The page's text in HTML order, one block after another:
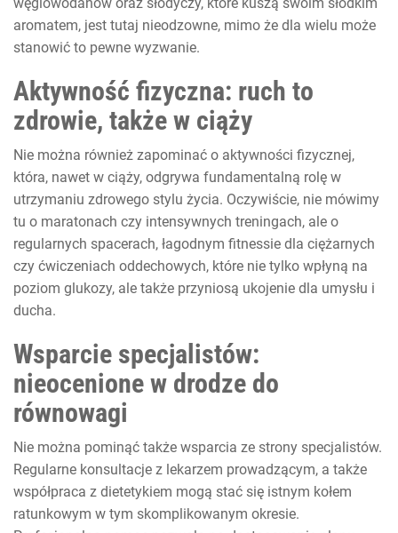
aromatem, jest tutaj nieodzowne, mimo że dla wielu może
stanowić to pewne wyzwanie.
Aktywność fizyczna: ruch to
zdrowie, także w ciąży
Nie można również zapominać o aktywności fizycznej,
która, nawet w ciąży, odgrywa fundamentalną rolę w
utrzymaniu zdrowego stylu życia. Oczywiście, nie mówimy
tu o maratonach czy intensywnych treningach, ale o
regularnych spacerach, łagodnym fitnessie dla ciężarnych
czy ćwiczeniach oddechowych, które nie tylko wpłyną na
poziom glukozy, ale także przyniosą ukojenie dla umysłu i
ducha.
Wsparcie specjalistów:
nieocenione w drodze do
równowagi
Nie można pominąć także wsparcia ze strony specjalistów.
Regularne konsultacje z lekarzem prowadzącym, a także
współpraca z dietetykiem mogą stać się istnym kołem
ratunkowym w tym skomplikowanym okresie.